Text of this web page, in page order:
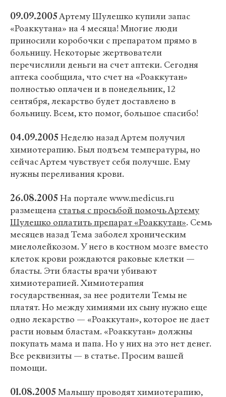
09.09.2005Артему Шулешко купили запас
«Роаккутана» на 4 месяца! Многие люди
приносили коробочки с препаратом прямо в
больницу. Некоторые жертвователи
перечислили деньги на счет аптеки. Сегодня
аптека сообщила, что счет на «Роаккутан»
полностью оплачен и в понедельник, 12
сентября, лекарство будет доставлено в
больницу. Всем, кто помог, большое спасибо!
04.09.2005Неделю назад Артем получил
химиотерапию. Был подъем температуры, но
сейчас Артем чувствует себя получше. Ему
нужны переливания крови.
26.08.2005На портале www.medicus.ru
размещена статья с просьбой помочь Артему
Шулешко оплатить препарат «Роаккутан». Семь
месяцев назад Тема заболел хроническим
миелолейкозом. У него в костном мозге вместо
клеток крови рождаются раковые клетки —
бласты. Эти бласты врачи убивают
химиотерапией. Химиотерапия
государственная, за нее родители Темы не
платят. Но между химиями их сыну нужно еще
одно лекарство — «Роаккутан», которое не дает
расти новым бластам. «Роаккутан» должны
покупать мама и папа. Но у них на это нет денег.
Все реквизиты — в статье. Просим вашей
помощи.
01.08.2005Малышу проводят химиотерапию,